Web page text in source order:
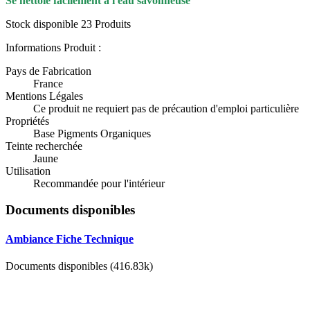
Stock disponible 23 Produits
Informations Produit :
Pays de Fabrication
France
Mentions Légales
Ce produit ne requiert pas de précaution d'emploi particulière
Propriétés
Base Pigments Organiques
Teinte recherchée
Jaune
Utilisation
Recommandée pour l'intérieur
Documents disponibles
Ambiance Fiche Technique
Documents disponibles (416.83k)